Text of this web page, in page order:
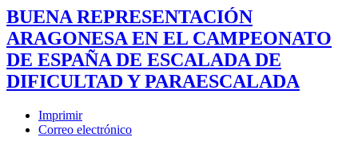
BUENA REPRESENTACIÓN
ARAGONESA EN EL CAMPEONATO
DE ESPAÑA DE ESCALADA DE
DIFICULTAD Y PARAESCALADA
Imprimir
Correo electrónico